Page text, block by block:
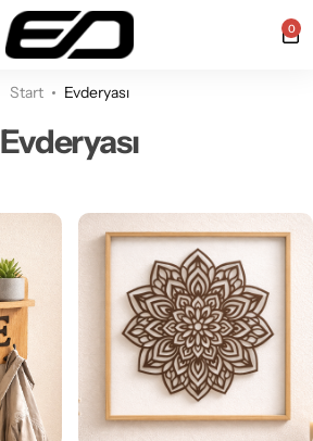
0
Start Evderyası
Evderyası